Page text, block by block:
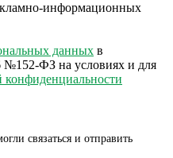
информационных
данных в
№152-ФЗ на условиях и для
конфиденциальности
связаться и отправить